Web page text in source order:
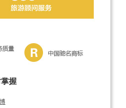
握